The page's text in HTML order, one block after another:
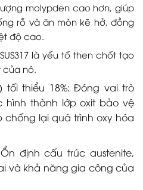
lượng molypden cao hơn, giúp
rỗ và ăn mòn kẽ hở, đồng
độ cao.
là yếu tố then chốt tạo
nó.
tối thiểu 18%: Đóng vai trò
hình thành lớp oxit bảo vệ
chống lại quá trình oxy hóa
định cấu trúc austenite,
và khả năng gia công của